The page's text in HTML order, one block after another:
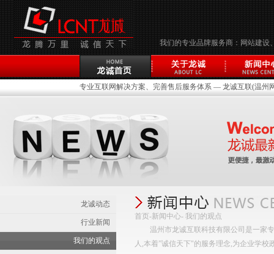
我们的专业品牌服务商：网站建设
专业互联网解决方案、完善售后服务体系 — 龙诚互联(温州
龙诚动态
行业新闻
我们的观点
首页-新闻中心- 我们的观点
温州市龙诚互联科技有限公司是一家
人,本着”诚信天下"的服务理念,为企业学